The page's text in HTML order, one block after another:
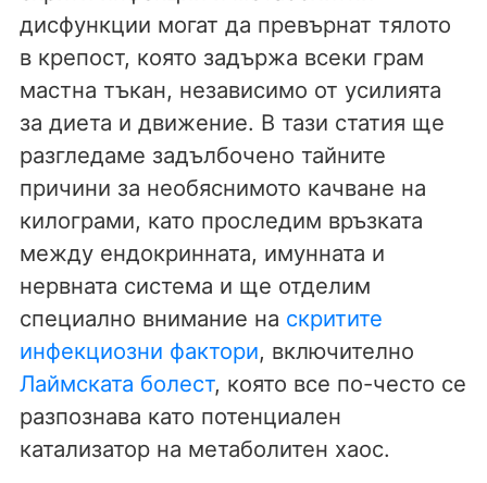
дисфункции могат да превърнат тялото
в крепост, която задържа всеки грам
мастна тъкан, независимо от усилията
за диета и движение. В тази статия ще
разгледаме задълбочено тайните
причини за необяснимото качване на
килограми, като проследим връзката
между ендокринната, имунната и
нервната система и ще отделим
специално внимание на скритите
инфекциозни фактори, включително
Лаймската болест, която все по-често се
разпознава като потенциален
катализатор на метаболитен хаос.